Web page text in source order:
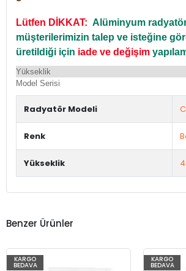
Lütfen DİKKAT: Alüminyum
müşterilerimizin talep ve isteğine
üretildiği için iade ve değişim
Yükseklik
Model Serisi
Radyatör Modeli
Renk
Yükseklik
Benzer Ürünler
KARGO
BEDAVA
KARGO
BEDAVA